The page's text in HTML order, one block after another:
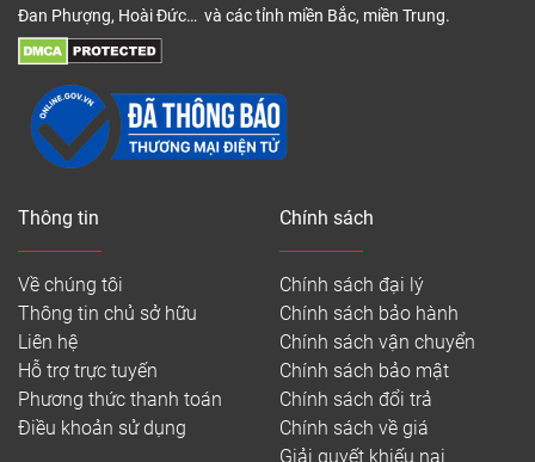
Đan Phượng, Hoài Đức… và các tỉnh miền Bắc, miền Trung.
Thông tin
Về chúng tôi
Thông tin chủ sở hữu
Liên hệ
Hỗ trợ trực tuyến
Phương thức thanh toán
Điều khoản sử dụng
Chính sách
Chính sách đại lý
Chính sách bảo hành
Chính sách vận chuyển
Chính sách bảo mật
Chính sách đổi trả
Chính sách về giá
Giải quyết khiếu nại